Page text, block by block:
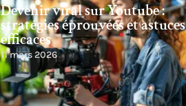
Devenir viral sur Youtube :
stratégies éprouvées et astuces
efficaces
11 mars 2026